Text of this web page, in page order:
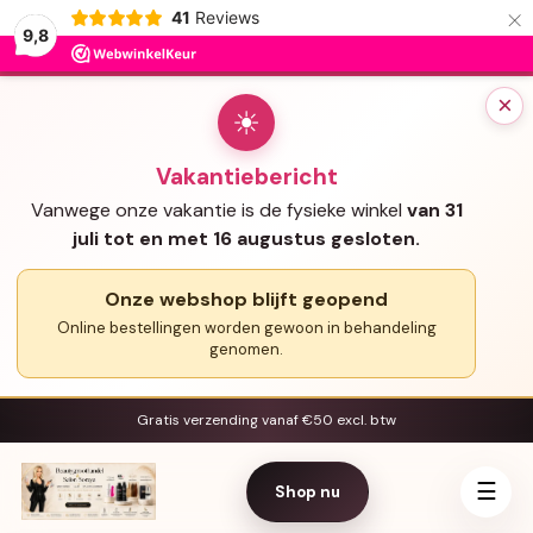
9,8
41 Reviews ×
×
☀
Vakantiebericht
Vanwege onze vakantie is de fysieke winkel van 31
juli tot en met 16 augustus gesloten.
Onze webshop blijft geopend
Online bestellingen worden gewoon in behandeling
genomen.
Gratis verzending vanaf €50 excl. btw
Shop nu ☰